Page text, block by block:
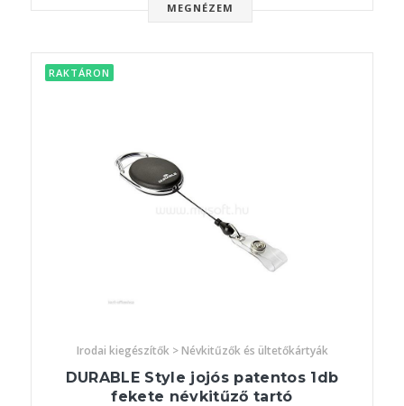
MEGNÉZEM
RAKTÁRON
Irodai kiegészítők > Névkitűzők és ültetőkártyák
DURABLE Style jojós patentos 1db
fekete névkitűző tartó